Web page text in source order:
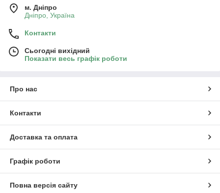
м. Дніпро
Дніпро, Україна
Контакти
Сьогодні вихідний
Показати весь графік роботи
Про нас
Контакти
Доставка та оплата
Графік роботи
Повна версія сайту